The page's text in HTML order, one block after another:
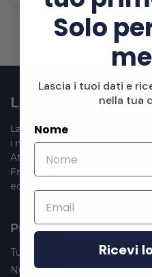
1
La Francerie
La Francerie
nasce da una
i migliori prodotti
Attraverso la condivisione del
France
eccellenza.
Prodotti
Tutti i prodotti
Nuovi arrivi
Solo
Lascia i tuoi dati e
nella tua
Nome
Email
Ricevi